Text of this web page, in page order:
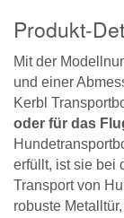
Produkt-
Mit der
und einer
Kerbl
oder für das
erfüllt, ist sie bei
Transport von
robuste